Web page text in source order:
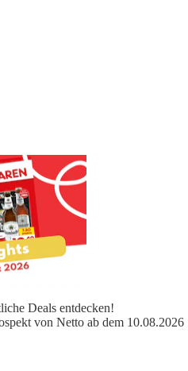
Deals entdecken!
von Netto ab dem 10.08.2026